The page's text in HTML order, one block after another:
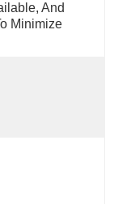
And
Minimize